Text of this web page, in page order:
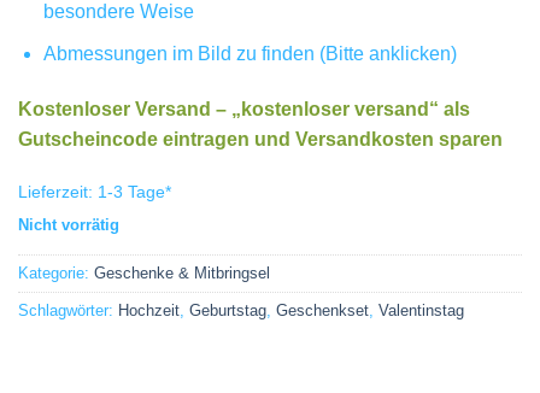
besondere Weise
Abmessungen im Bild zu finden (Bitte anklicken)
Kostenloser Versand – „kostenloser versand“ als
Gutscheincode eintragen und Versandkosten sparen
Lieferzeit: 1-3 Tage*
Nicht vorrätig
Kategorie: Geschenke & Mitbringsel
Schlagwörter: Hochzeit, Geburtstag, Geschenkset, Valentinstag